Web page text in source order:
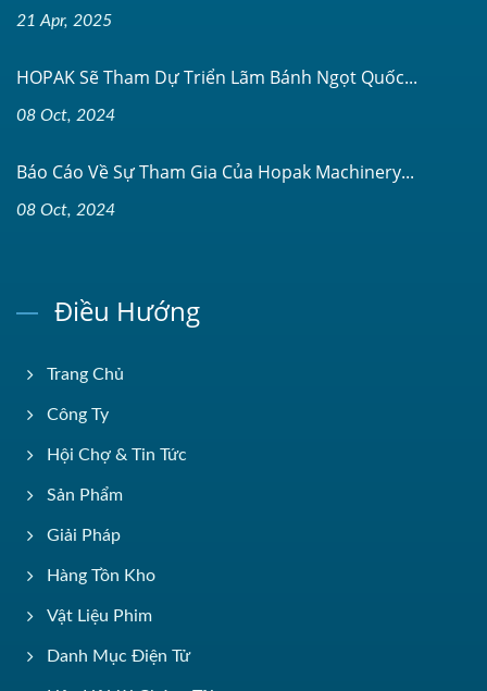
21 Apr, 2025
HOPAK Sẽ Tham Dự Triển Lãm Bánh Ngọt Quốc...
08 Oct, 2024
Báo Cáo Về Sự Tham Gia Của Hopak Machinery...
08 Oct, 2024
Điều Hướng
Trang Chủ
Công Ty
Hội Chợ & Tin Tức
Sản Phẩm
Giải Pháp
Hàng Tồn Kho
Vật Liệu Phim
Danh Mục Điện Tử